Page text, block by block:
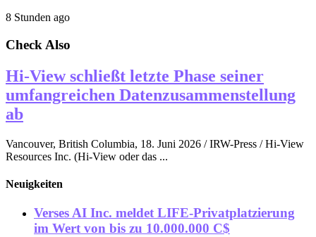
8 Stunden ago
Check Also
Hi-View schließt letzte Phase seiner
umfangreichen Datenzusammenstellung
ab
Vancouver, British Columbia, 18. Juni 2026 / IRW-Press / Hi-View
Resources Inc. (Hi-View oder das ...
Neuigkeiten
Verses AI Inc. meldet LIFE-Privatplatzierung
im Wert von bis zu 10.000.000 C$